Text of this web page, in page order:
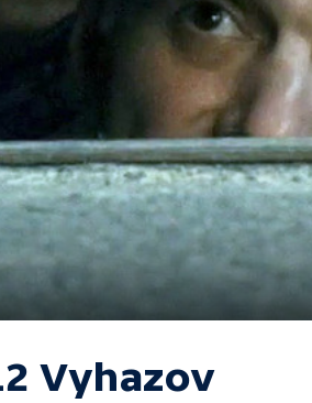
Vyhazov